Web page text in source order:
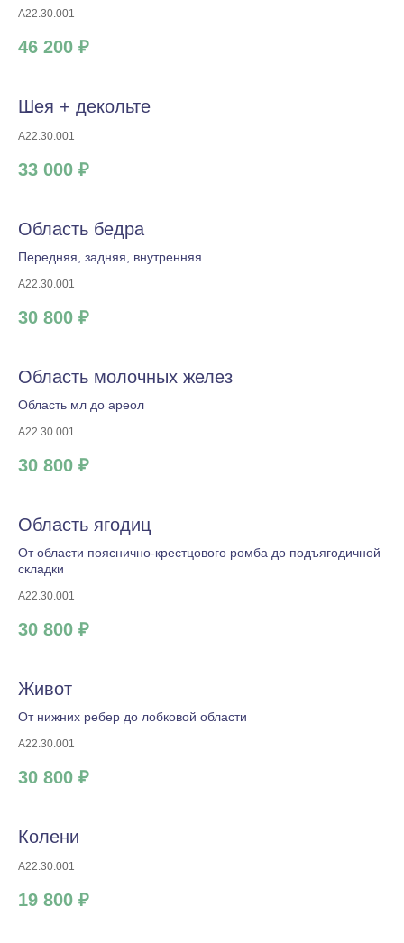
A22.30.001
46 200 ₽
Шея + декольте
A22.30.001
33 000 ₽
Область бедра
Передняя, задняя, внутренняя
A22.30.001
30 800 ₽
Область молочных желез
Область мл до ареол
A22.30.001
30 800 ₽
Область ягодиц
От области пояснично-крестцового ромба до подъягодичной
складки
A22.30.001
30 800 ₽
Живот
От нижних ребер до лобковой области
A22.30.001
30 800 ₽
Колени
A22.30.001
19 800 ₽